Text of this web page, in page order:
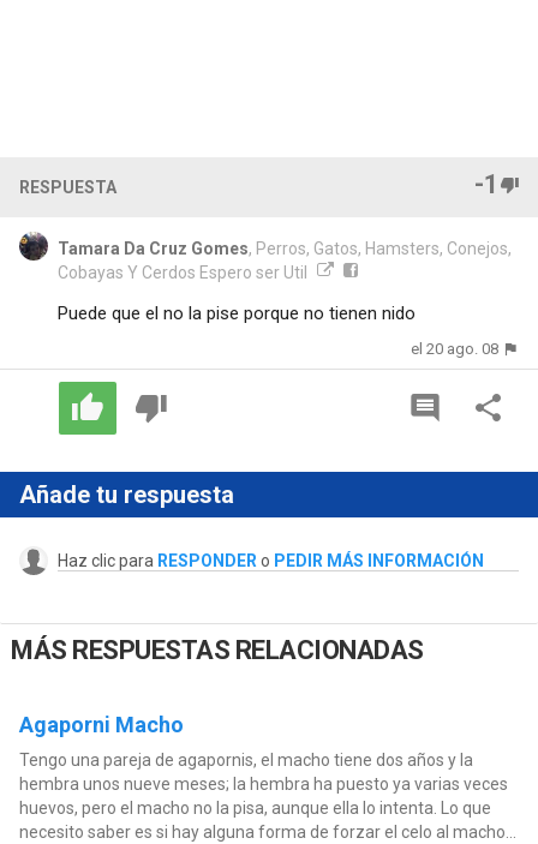
RESPUESTA -1
Tamara Da Cruz Gomes, Perros, Gatos, Hamsters, Conejos,
Cobayas Y Cerdos Espero ser Util
Puede que el no la pise porque no tienen nido
el 20 ago. 08
Añade tu respuesta
Haz clic para RESPONDER o PEDIR MÁS INFORMACIÓN
MÁS RESPUESTAS RELACIONADAS
Agaporni Macho
Tengo una pareja de agapornis, el macho tiene dos años y la
hembra unos nueve meses; la hembra ha puesto ya varias veces
huevos, pero el macho no la pisa, aunque ella lo intenta. Lo que
necesito saber es si hay alguna forma de forzar el celo al macho...